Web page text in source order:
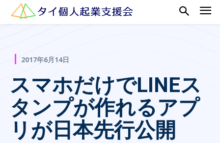
2017年6月14日
スマホだけでLINEス
タンプが作れるアプ
リが日本先行公開